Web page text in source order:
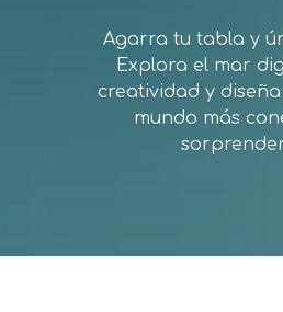
Agarra tu tabla y
Explora el mar
creatividad y
mundo más